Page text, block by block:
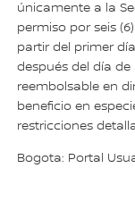
únicamente a la
permiso por seis
partir del primer
después del día
reembolsable en
beneficio en
restricciones
Bogota: Portal